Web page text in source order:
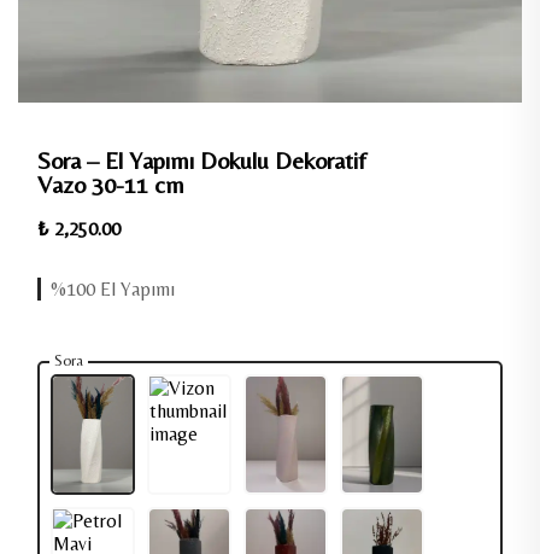
Sora – El Yapımı Dokulu Dekoratif
Vazo 30-11 cm
₺ 2,250.00
%100 El Yapımı
Sora